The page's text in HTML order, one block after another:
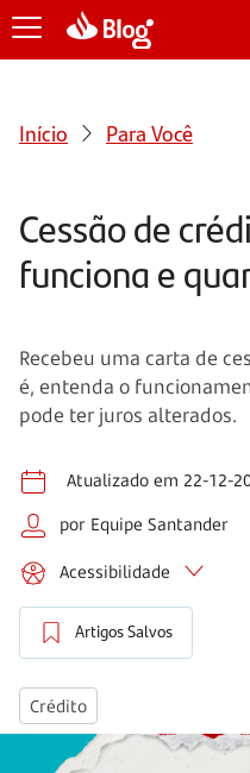
Início Para Você
Cessão de
funciona e
Recebeu uma carta de
é, entenda o
pode ter juros alterados.
Atualizado em 22-12-
por Equipe Santander
Acessibilidade
Artigos Salvos
Crédito